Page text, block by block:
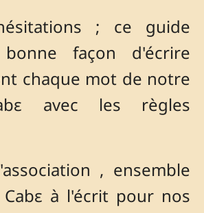
; ce guide
façon d'écrire
chaque mot de notre
avec les règles
, ensemble
à l'écrit pour nos